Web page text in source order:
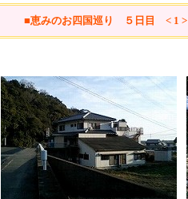
■恵みのお四国巡り ５日目 < 1 >